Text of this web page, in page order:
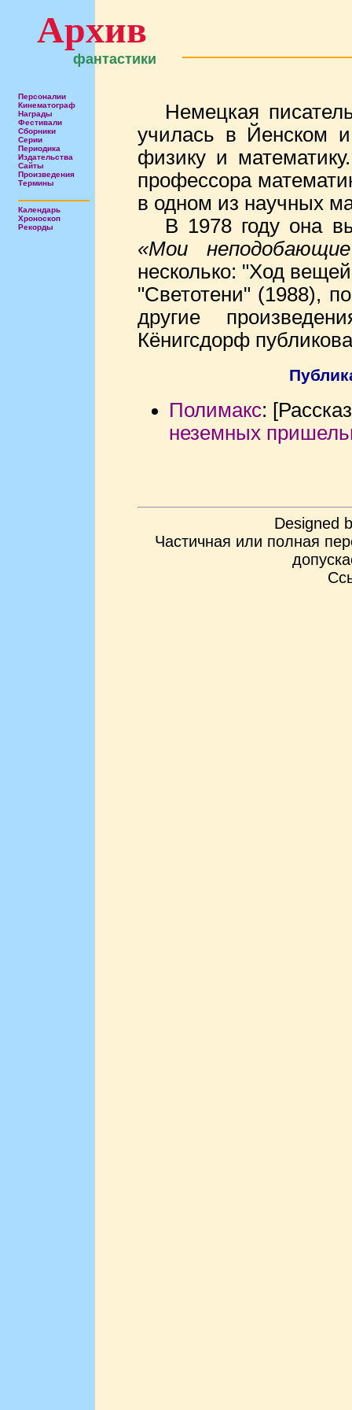
Архив
фантастики
Персоналии
Кинематограф
Награды
Фестивали
Сборники
Серии
Периодика
Издательства
Сайты
Произведения
Термины
Календарь
Хроноскоп
Рекорды
Немецкая
училась в Йенском и
физику и
профессора
в одном из научных
В 1978 году она
«Мои
несколько: "Ход
"Светотени" (1988),
другие
Кёнигсдорф
Полимакс:
неземных
Designed
Частичная или полная